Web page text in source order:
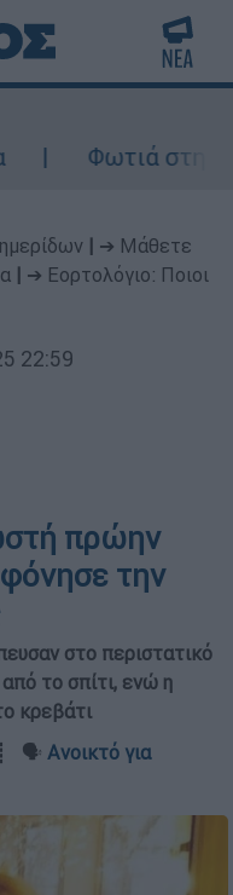
Φωτιά στη
➔ Μάθετε
➔ Εορτολόγιο: Ποιοι
22:59
πρώην
την
στο περιστατικό
το σπίτι, ενώ η
κρεβάτι
┋ 🗣️ Ανοικτό για